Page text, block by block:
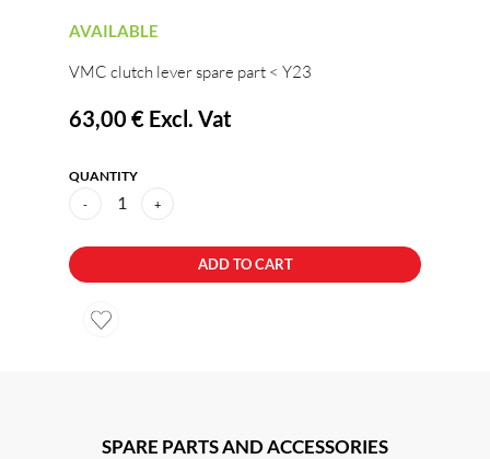
AVAILABLE
VMC clutch lever spare part < Y23
63,00 € Excl. Vat
QUANTITY
- 1 +
ADD TO CART
SPARE PARTS AND ACCESSORIES